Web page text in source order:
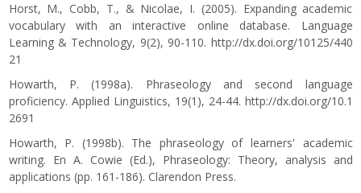
Horst, M., Cobb, T., & Nicolae, I. (2005). Expanding academic
vocabulary with an interactive online database. Language
Learning & Technology, 9(2), 90-110. http://dx.doi.org/10125/440
21
Howarth, P. (1998a). Phraseology and second language
proficiency. Applied Linguistics, 19(1), 24-44. http://dx.doi.org/10.1
2691
Howarth, P. (1998b). The phraseology of learners' academic
writing. En A. Cowie (Ed.), Phraseology: Theory, analysis and
applications (pp. 161-186). Clarendon Press.